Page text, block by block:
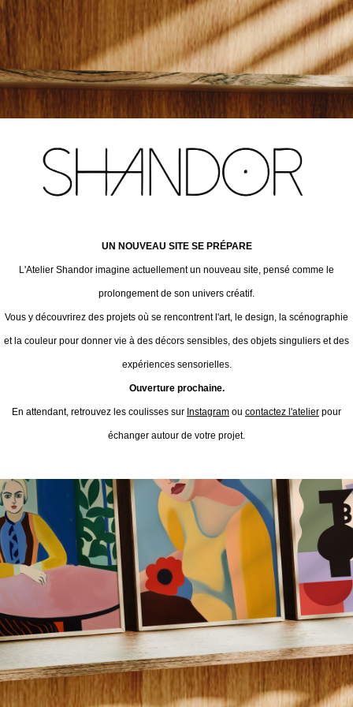
UN NOUVEAU SITE SE PRÉPARE
L'Atelier Shandor imagine actuellement un nouveau site, pensé comme le
prolongement de son univers créatif.
Vous y découvrirez des projets où se rencontrent l'art, le design, la scénographie
et la couleur pour donner vie à des décors sensibles, des objets singuliers et des
expériences sensorielles.
Ouverture prochaine.
En attendant, retrouvez les coulisses sur Instagram ou contactez l'atelier pour
échanger autour de votre projet.